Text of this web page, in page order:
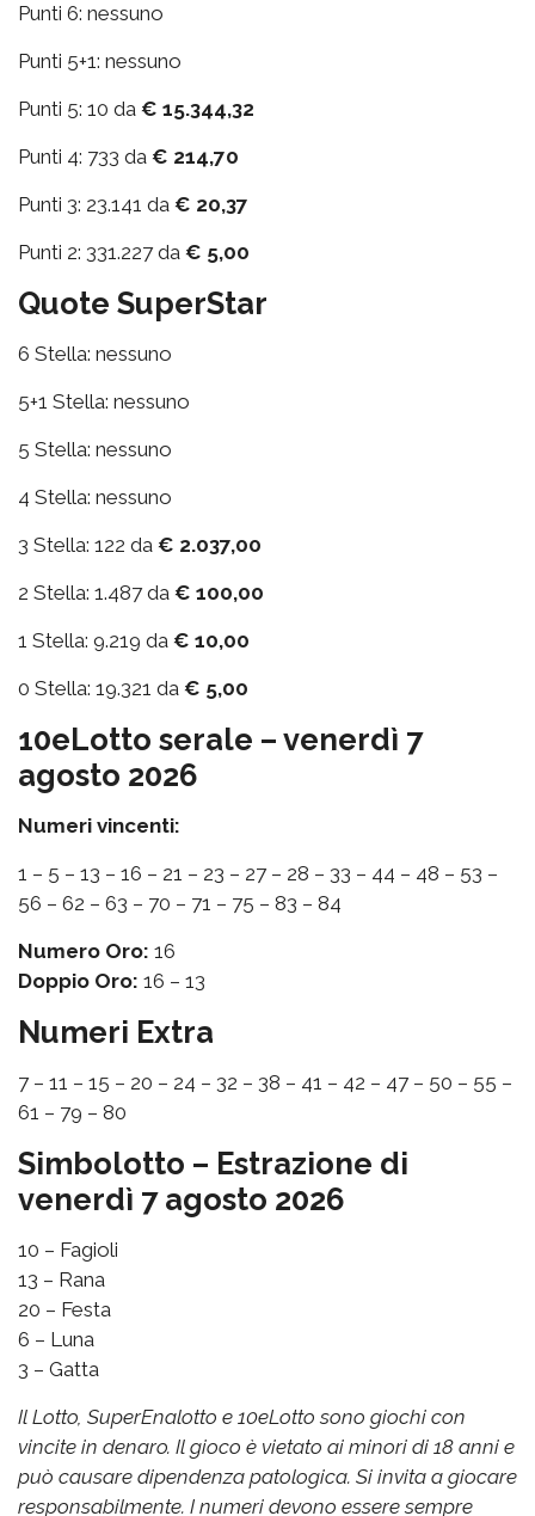
Punti 6: nessuno
Punti 5+1: nessuno
Punti 5: 10 da € 15.344,32
Punti 4: 733 da € 214,70
Punti 3: 23.141 da € 20,37
Punti 2: 331.227 da € 5,00
Quote SuperStar
6 Stella: nessuno
5+1 Stella: nessuno
5 Stella: nessuno
4 Stella: nessuno
3 Stella: 122 da € 2.037,00
2 Stella: 1.487 da € 100,00
1 Stella: 9.219 da € 10,00
0 Stella: 19.321 da € 5,00
10eLotto serale – venerdì 7
agosto 2026
Numeri vincenti:
1 – 5 – 13 – 16 – 21 – 23 – 27 – 28 – 33 – 44 – 48 – 53 –
56 – 62 – 63 – 70 – 71 – 75 – 83 – 84
Numero Oro: 16
Doppio Oro: 16 – 13
Numeri Extra
7 – 11 – 15 – 20 – 24 – 32 – 38 – 41 – 42 – 47 – 50 – 55 –
61 – 79 – 80
Simbolotto – Estrazione di
venerdì 7 agosto 2026
10 – Fagioli
13 – Rana
20 – Festa
6 – Luna
3 – Gatta
Il Lotto, SuperEnalotto e 10eLotto sono giochi con
vincite in denaro. Il gioco è vietato ai minori di 18 anni e
può causare dipendenza patologica. Si invita a giocare
responsabilmente. I numeri devono essere sempre